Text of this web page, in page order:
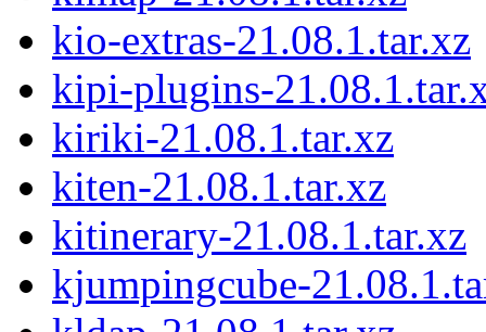
kio-extras-21.08.1.tar.xz
kipi-plugins-
kiriki-21.08.1.tar.xz
kiten-21.08.1.tar.xz
kitinerary-21.08.1.tar.xz
kjumpingcube-